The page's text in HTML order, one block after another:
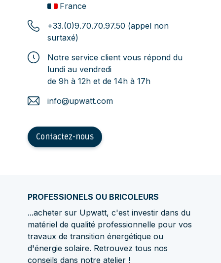
France
+33.(0)9.70.70.97.50 (appel non
surtaxé)
Notre service client vous répond du
lundi au vendredi
de 9h à 12h et de 14h à 17h
info@upwatt.com
Contactez-nous
PROFESSIONELS OU BRICOLEURS
...acheter sur Upwatt, c'est investir dans du
matériel de qualité professionnelle pour vos
travaux de transition énergétique ou
d'énergie solaire. Retrouvez tous nos
conseils dans notre atelier !